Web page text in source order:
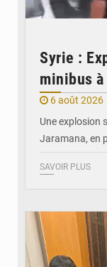
Syrie :
minibus à
6 août 2026
Une explosion
Jaramana, en
SAVOIR PLUS